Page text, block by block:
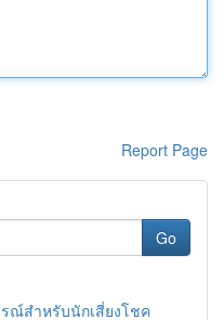
Report Page
Go
ณ์สำหรับนักเสี่ยงโชค